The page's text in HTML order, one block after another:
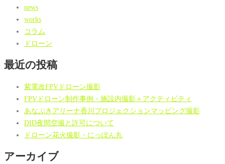
news
works
コラム
ドローン
最近の投稿
紫電改FPVドローン撮影
FPVドローン制作事例・施設内撮影＋アクティビティ
あなぶきアリーナ香川プロジェクションマッピング撮影
DID夜間空撮と許可について
ドローン花火撮影・にっぽん丸
アーカイブ